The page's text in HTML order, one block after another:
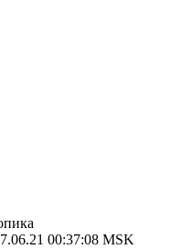
00:37:08 MSK